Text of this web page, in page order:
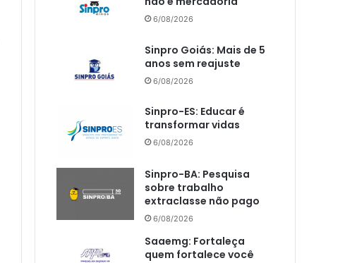
6/08/2026
Sinpro Goiás: Mais de 5
anos sem reajuste
6/08/2026
Sinpro-ES: Educar é
transformar vidas
6/08/2026
Sinpro-BA: Pesquisa
sobre trabalho
extraclasse não pago
6/08/2026
Saaemg: Fortaleça
quem fortalece você